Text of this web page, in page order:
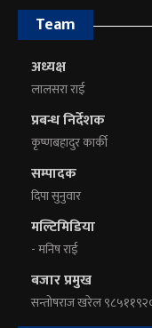
Team
अध्यक्ष
लालसरा राई
प्रबन्ध निर्देशक
कृष्णबहादुर कार्की
सम्पादक
दिपा सुनुवार
मल्टिमिडिया
- मनिष राई
बजार प्रमुख
सन्तोषराज खरेल